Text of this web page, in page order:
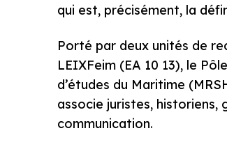
qui est, précisément, la
Porté par deux unités de
LEIXFeim (EA 10 13), le
d’études du Maritime
associe juristes,
communication.